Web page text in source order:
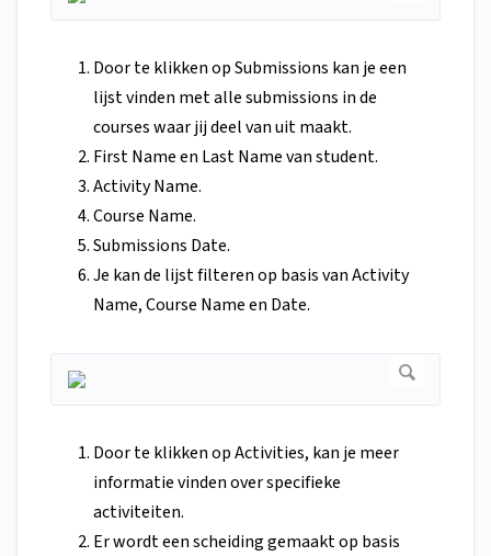
Door te klikken op Submissions kan je een
lijst vinden met alle submissions in de
courses waar jij deel van uit maakt.
First Name en Last Name van student.
Activity Name.
Course Name.
Submissions Date.
Je kan de lijst filteren op basis van Activity
Name, Course Name en Date.
Door te klikken op Activities, kan je meer
informatie vinden over specifieke
activiteiten.
Er wordt een scheiding gemaakt op basis